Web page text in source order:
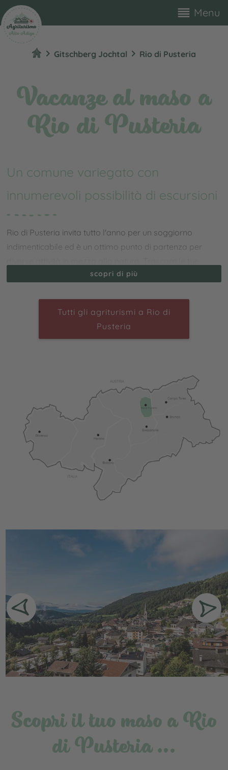
reorder Menu
chevron_right Gitschberg Jochtal chevron_right Rio di Pusteria
Vacanze al maso a
Rio di Pusteria
Un comune variegato con
innumerevoli possibilità di escursioni
Rio di Pusteria invita tutto l'anno per un soggiorno
indimenticabile ed è un ottimo punto di partenza per
vacanze al maso a Rio di Pusteria
malghe tradizionali o alle cime delle montagne
circostanti. In inverno invece puoi esplorare le piste del
bellissimi dintorni. Nel centro del comune invece si
trovano tanti edifici storici, come i magnifici palazzi, le
cappelle o la fortezza “Chiusa di Rio Pusteria”, che oggi
spesso ospita eventi culturali.
scopri di più
Tutti gli agriturismi a Rio di
Pusteria
Scopri il tuo maso a Rio
di Pusteria …